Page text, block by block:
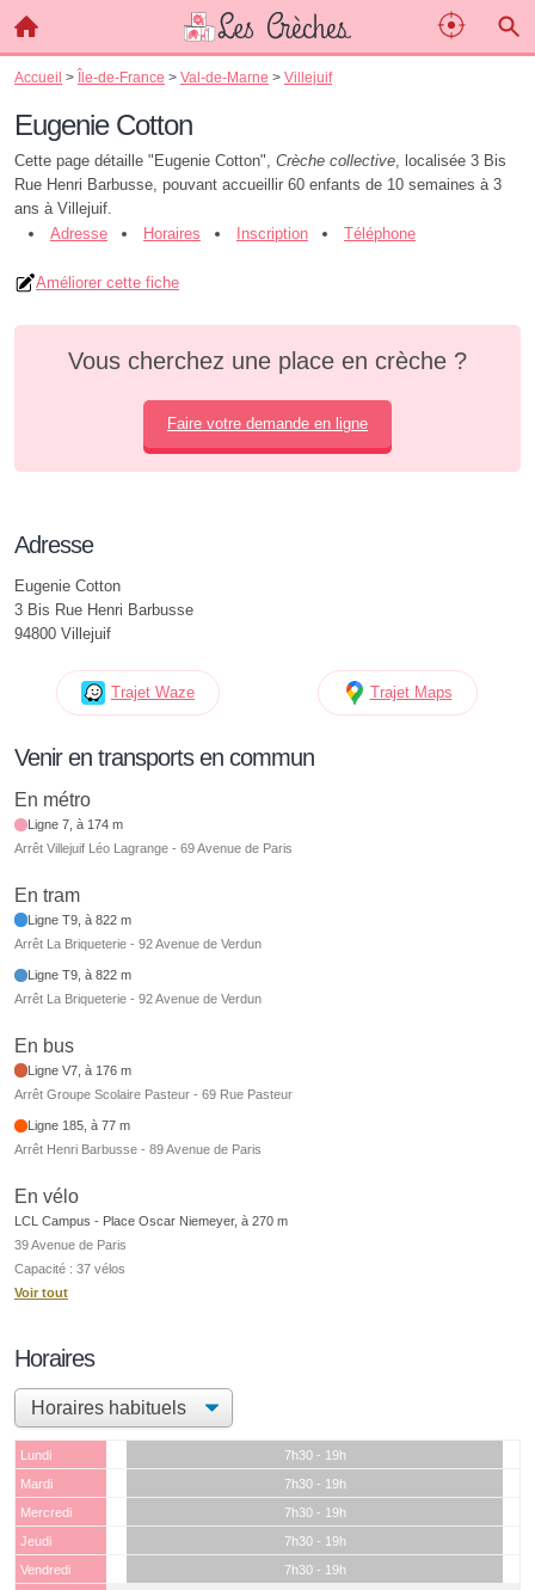
Accueil > Île-de-France > Val-de-Marne > Villejuif
Eugenie Cotton
Cette page détaille "Eugenie Cotton", Crèche collective, localisée 3 Bis
Rue Henri Barbusse, pouvant accueillir 60 enfants de 10 semaines à 3
ans à Villejuif.
Adresse
Horaires Inscription Téléphone
Améliorer cette fiche
Vous cherchez une place en crèche ?
Faire votre demande en ligne
Adresse
Eugenie Cotton
3 Bis Rue Henri Barbusse
94800 Villejuif
Trajet Waze Trajet Maps
Venir en transports en commun
En métro
Ligne 7, à 174 m
Arrêt Villejuif Léo Lagrange - 69 Avenue de Paris
En tram
Ligne T9, à 822 m
Arrêt La Briqueterie - 92 Avenue de Verdun
Ligne T9, à 822 m
Arrêt La Briqueterie - 92 Avenue de Verdun
En bus
Ligne V7, à 176 m
Arrêt Groupe Scolaire Pasteur - 69 Rue Pasteur
Ligne 185, à 77 m
Arrêt Henri Barbusse - 89 Avenue de Paris
En vélo
LCL Campus - Place Oscar Niemeyer, à 270 m
39 Avenue de Paris
Capacité : 37 vélos
Voir tout
Horaires
Lundi
7h30 - 19h
Mardi
7h30 - 19h
Mercredi
7h30 - 19h
Jeudi
7h30 - 19h
Vendredi
7h30 - 19h